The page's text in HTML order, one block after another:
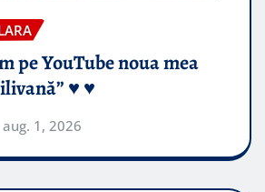
pe YouTube noua mea
♥️ ♥️
aug. 1, 2026